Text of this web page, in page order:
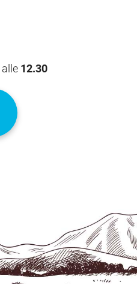
alle 12.30